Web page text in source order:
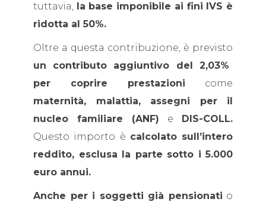
tuttavia, la base imponibile ai fini IVS è
ridotta al 50%.
Oltre a questa contribuzione, è previsto
un contributo aggiuntivo del 2,03%
per coprire prestazioni come
maternità, malattia, assegni per il
nucleo familiare (ANF) e DIS-COLL.
Questo importo è calcolato sull’intero
reddito, esclusa la parte sotto i 5.000
euro annui.
Anche per i soggetti già pensionati o